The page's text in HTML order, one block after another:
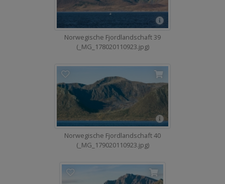
Norwegische Fjordlandschaft 39
(_MG_178020110923.jpg)
Norwegische Fjordlandschaft 40
(_MG_179020110923.jpg)